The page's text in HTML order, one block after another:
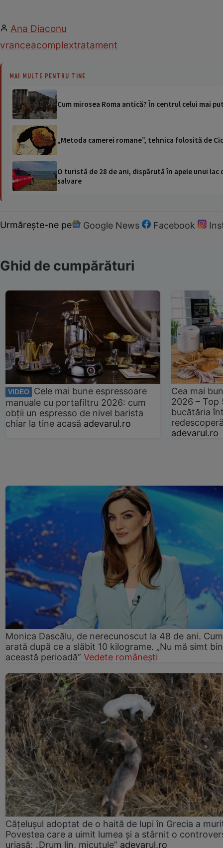
Ana Diaconu
vranceacomplextratament
MAI MULTE PENTRU TINE
Cum mirosea Roma antică? În centrul celui mai
„Metoda camerei romane”, tehnica folosită de
O turistă de 28 de ani, dispărută în apele unui
salvare
Urmărește-ne pe Google News Facebook
Ghid de cumpărături
VIDEO
Cele mai bune espressoare
manuale cu portafiltru 2026: cum
obții un espresso de nivel barista
chiar la tine acasă adevarul.ro
Cea mai
2026 –
bucătăria
adevarul.ro
Monica Dascălu, de nerecunoscut la 48 de ani. Cum
arată după ce a slăbit 10 kilograme. „Nu mă simt
această perioadă” Vedete românești
Cățelușul adoptat de o haită de lupi în Grecia a
Povestea care a uimit lumea și a stârnit o
uriașă: „Drum lin, micuțule” adevarul.ro